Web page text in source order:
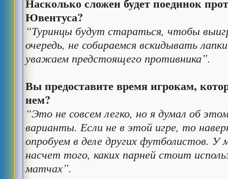
Ювентуса?
“Туринцы будут стараться, чтобы
очередь, не собираемся вскидывать
уважаем предстоящего противника”.
Вы предоставите время игрокам,
нем?
“Это не совсем легко, но я думал об
варианты. Если не в этой игре, то
опробуем в деле других футболистов.
насчет того, каких парней стоит
матчах”.